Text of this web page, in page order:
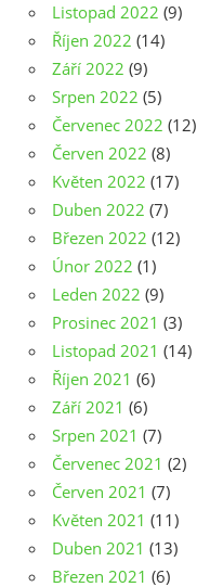
Listopad 2022 (9)
Říjen 2022 (14)
Září 2022 (9)
Srpen 2022 (5)
Červenec 2022 (12)
Červen 2022 (8)
Květen 2022 (17)
Duben 2022 (7)
Březen 2022 (12)
Únor 2022 (1)
Leden 2022 (9)
Prosinec 2021 (3)
Listopad 2021 (14)
Říjen 2021 (6)
Září 2021 (6)
Srpen 2021 (7)
Červenec 2021 (2)
Červen 2021 (7)
Květen 2021 (11)
Duben 2021 (13)
Březen 2021 (6)